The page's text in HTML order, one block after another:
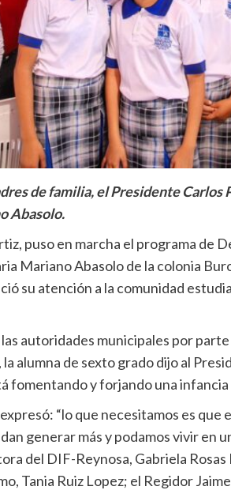
de familia, el Presidente Carlos
Abasolo.
puso en marcha el programa de
Mariano Abasolo de la colonia
su atención a la comunidad
las autoridades municipales por
la alumna de sexto grado dijo al
fomentando y forjando una
“lo que necesitamos es
generar más y podamos vivir en
del DIF-Reynosa, Gabriela
Tania Ruiz Lopez; el Regidor